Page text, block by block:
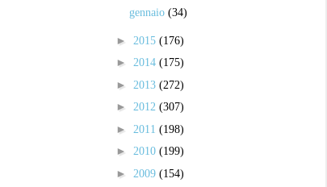
gennaio (34)
► 2015 (176)
► 2014 (175)
► 2013 (272)
► 2012 (307)
► 2011 (198)
► 2010 (199)
► 2009 (154)